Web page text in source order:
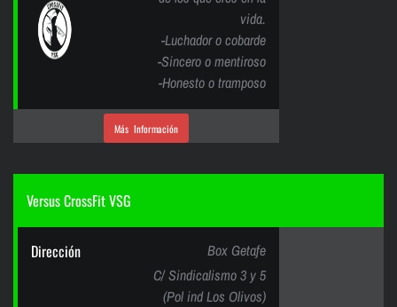
vida.
-Luchador o cobarde
-Sincero o mentiroso
-Honesto o tramposo
Más Información
Versus CrossFit VSG
Dirección
Box Getafe
C/ Sindicalismo 3 y 5
(Pol ind Los Olivos)